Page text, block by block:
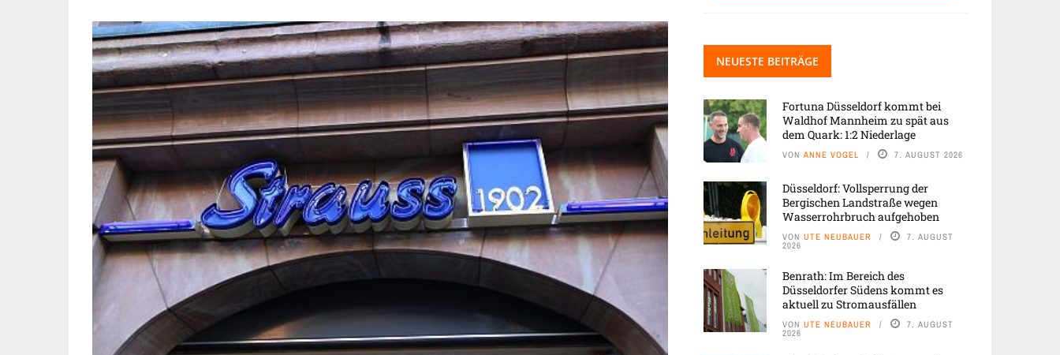
NEUESTE BEITRÄGE
Fortuna Düsseldorf kommt bei
Waldhof Mannheim zu spät aus
dem Quark: 1:2 Niederlage
VON ANNE VOGEL 7. AUGUST 2026
Düsseldorf: Vollsperrung der
Bergischen Landstraße wegen
Wasserrohrbruch aufgehoben
VON UTE NEUBAUER 7. AUGUST
2026
Benrath: Im Bereich des
Düsseldorfer Südens kommt es
aktuell zu Stromausfällen
VON UTE NEUBAUER 7. AUGUST
2026